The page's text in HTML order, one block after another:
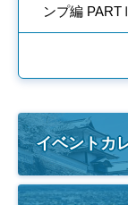
ンプ編
イベントカ